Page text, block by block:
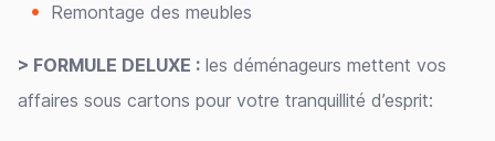
Remontage des meubles
> FORMULE DELUXE : les déménageurs mettent vos
affaires sous cartons pour votre tranquillité d’esprit: